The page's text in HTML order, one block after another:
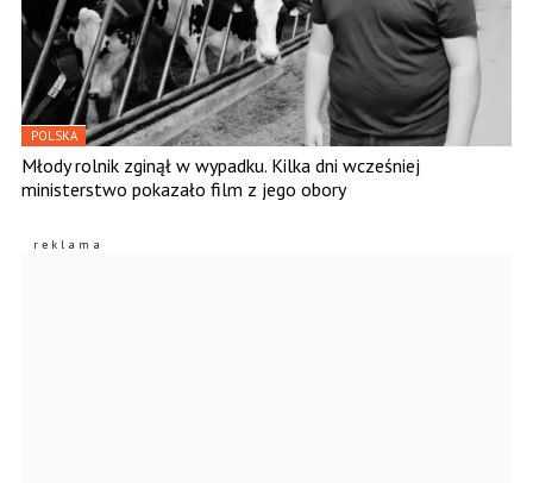
POLSKA
Młody rolnik zginął w wypadku. Kilka dni wcześniej
ministerstwo pokazało film z jego obory